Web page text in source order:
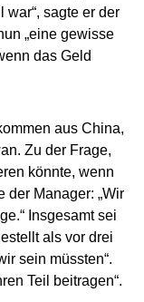
sagte er der
„eine gewisse
das Geld
aus China,
Zu der Frage,
könnte, wenn
der Manager: „Wir
Insgesamt sei
als vor drei
sein müssten“.
Teil beitragen“.